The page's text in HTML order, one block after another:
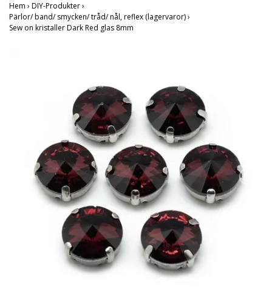
Hem › DIY-Produkter›
Pärlor/ band/ smycken/ tråd/ nål, reflex (lagervaror)›
Sew on kristaller Dark Red glas 8mm